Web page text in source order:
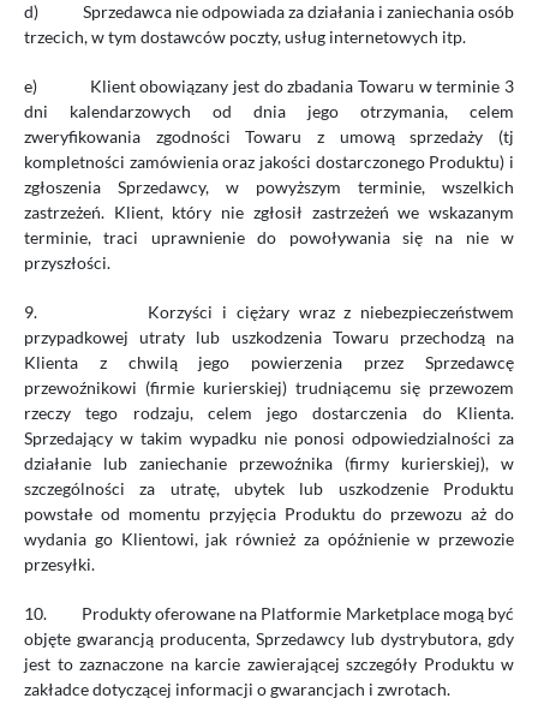
d)
Sprzedawca nie odpowiada za działania i zaniechania osób
trzecich, w tym dostawców poczty, usług internetowych itp.
e)
Klient obowiązany jest do zbadania Towaru w terminie 3
dni kalendarzowych od dnia jego otrzymania, celem
zweryfikowania zgodności Towaru z umową sprzedaży (tj
kompletności zamówienia oraz jakości dostarczonego Produktu) i
zgłoszenia Sprzedawcy, w powyższym terminie, wszelkich
zastrzeżeń. Klient, który nie zgłosił zastrzeżeń we wskazanym
terminie, traci uprawnienie do powoływania się na nie w
przyszłości.
9.
Korzyści i ciężary wraz z niebezpieczeństwem
przypadkowej utraty lub uszkodzenia Towaru przechodzą na
Klienta z chwilą jego powierzenia przez Sprzedawcę
przewoźnikowi (firmie kurierskiej) trudniącemu się przewozem
rzeczy tego rodzaju, celem jego dostarczenia do Klienta.
Sprzedający w takim wypadku nie ponosi odpowiedzialności za
działanie lub zaniechanie przewoźnika (firmy kurierskiej), w
szczególności za utratę, ubytek lub uszkodzenie Produktu
powstałe od momentu przyjęcia Produktu do przewozu aż do
wydania go Klientowi, jak również za opóźnienie w przewozie
przesyłki.
10.
Produkty oferowane na Platformie Marketplace mogą być
objęte gwarancją producenta, Sprzedawcy lub dystrybutora, gdy
jest to zaznaczone na karcie zawierającej szczegóły Produktu w
zakładce dotyczącej informacji o gwarancjach i zwrotach.